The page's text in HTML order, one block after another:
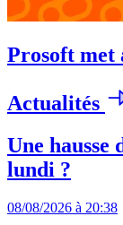
Prosoft met
Actualités
Une hausse
lundi ?
08/08/2026 à 20:38